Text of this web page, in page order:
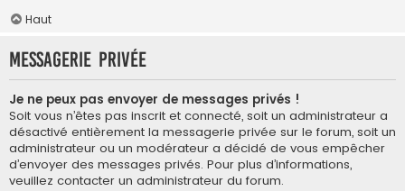
Haut
Messagerie privée
Je ne peux pas envoyer de messages privés !
Soit vous n’êtes pas inscrit et connecté, soit un administrateur a
désactivé entièrement la messagerie privée sur le forum, soit un
administrateur ou un modérateur a décidé de vous empêcher
d’envoyer des messages privés. Pour plus d’informations,
veuillez contacter un administrateur du forum.